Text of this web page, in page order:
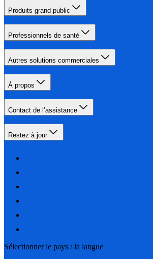
Produits grand public
Professionnels de santé
Autres solutions commerciales
À propos
Contact de l’assistance
Restez à jour
Sélectionner le pays / la langue